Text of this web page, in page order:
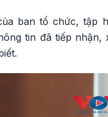
ban tổ chức, tập
tin đã tiếp nhận,